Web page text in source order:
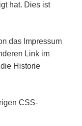
hat. Dies ist
das Impressum
Link im
Historie
CSS-